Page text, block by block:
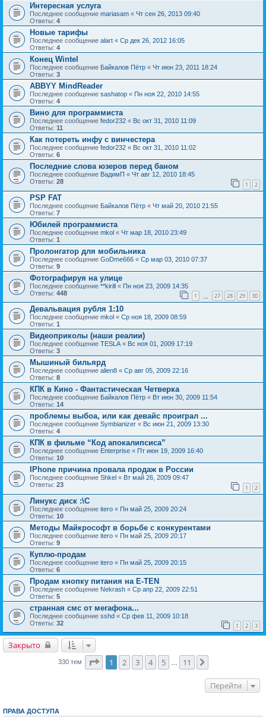
Интересная услуга
Последнее сообщение mariasam « Чт сен 26, 2013 09:40
Ответы: 4
Новые тарифы
Последнее сообщение alart « Ср дек 26, 2012 16:05
Ответы: 4
Конец Wintel
Последнее сообщение Байкалов Пётр « Чт июн 23, 2011 18:24
Ответы: 3
ABBYY MindReader
Последнее сообщение sashatop « Пн ноя 22, 2010 14:55
Ответы: 4
Вино для программиста
Последнее сообщение fedor232 « Вс окт 31, 2010 11:09
Ответы: 11
Как потереть инфу с винчестера
Последнее сообщение fedor232 « Вс окт 31, 2010 11:02
Ответы: 6
Последние слова юзеров перед баном
Последнее сообщение ВадимП « Чт авг 12, 2010 18:45
Ответы: 28 1 2
PSP FAT
Последнее сообщение Байкалов Пётр « Чт май 20, 2010 21:55
Ответы: 7
Юбилей программиста
Последнее сообщение mkol « Чт мар 18, 2010 23:49
Ответы: 1
Пролонгатор для мобильника
Последнее сообщение GoDme666 « Ср мар 03, 2010 07:37
Ответы: 9
Фотографируя на улице
Последнее сообщение **kirill « Пн ноя 23, 2009 14:35
Ответы: 448 1 27 28 29 30
Девальвация рубля 1:10
Последнее сообщение mkol « Ср ноя 18, 2009 08:59
Ответы: 1
Видеоприколы (наши реалии)
Последнее сообщение TESLA « Вс ноя 01, 2009 17:19
Ответы: 3
Мышиный бильярд
Последнее сообщение alien8 « Ср авг 05, 2009 22:16
Ответы: 8
КПК в Кино - Фантастическая Четверка
Последнее сообщение Байкалов Пётр « Вт июн 30, 2009 11:54
Ответы: 14
проблемы выбоа, или как девайс проиграл ...
Последнее сообщение Symbianizer « Вс июн 21, 2009 13:30
Ответы: 4
КПК в фильме “Код апокалипсиса”
Последнее сообщение Enterprise « Пт июн 19, 2009 16:40
Ответы: 10
IPhone причина провала продаж в России
Последнее сообщение Shkel « Вт май 26, 2009 09:47
Ответы: 23 1 2
Линукс диск :\C
Последнее сообщение itero « Пн май 25, 2009 20:24
Ответы: 10
Методы Майкрософт в борьбе с конкурентами
Последнее сообщение itero « Пн май 25, 2009 20:17
Ответы: 9
Куплю-продам
Последнее сообщение itero « Пн май 25, 2009 20:15
Ответы: 6
Продам кнопку питания на E-TEN
Последнее сообщение Nekrash « Ср апр 22, 2009 22:51
Ответы: 5
странная смс от мегафона...
Последнее сообщение sshd « Ср фев 11, 2009 10:18
Ответы: 32 1 2 3
Закрыто
330 тем Страница1 из
1 2 3 4 5 … 11
Перейти
ПРАВА ДОСТУПА